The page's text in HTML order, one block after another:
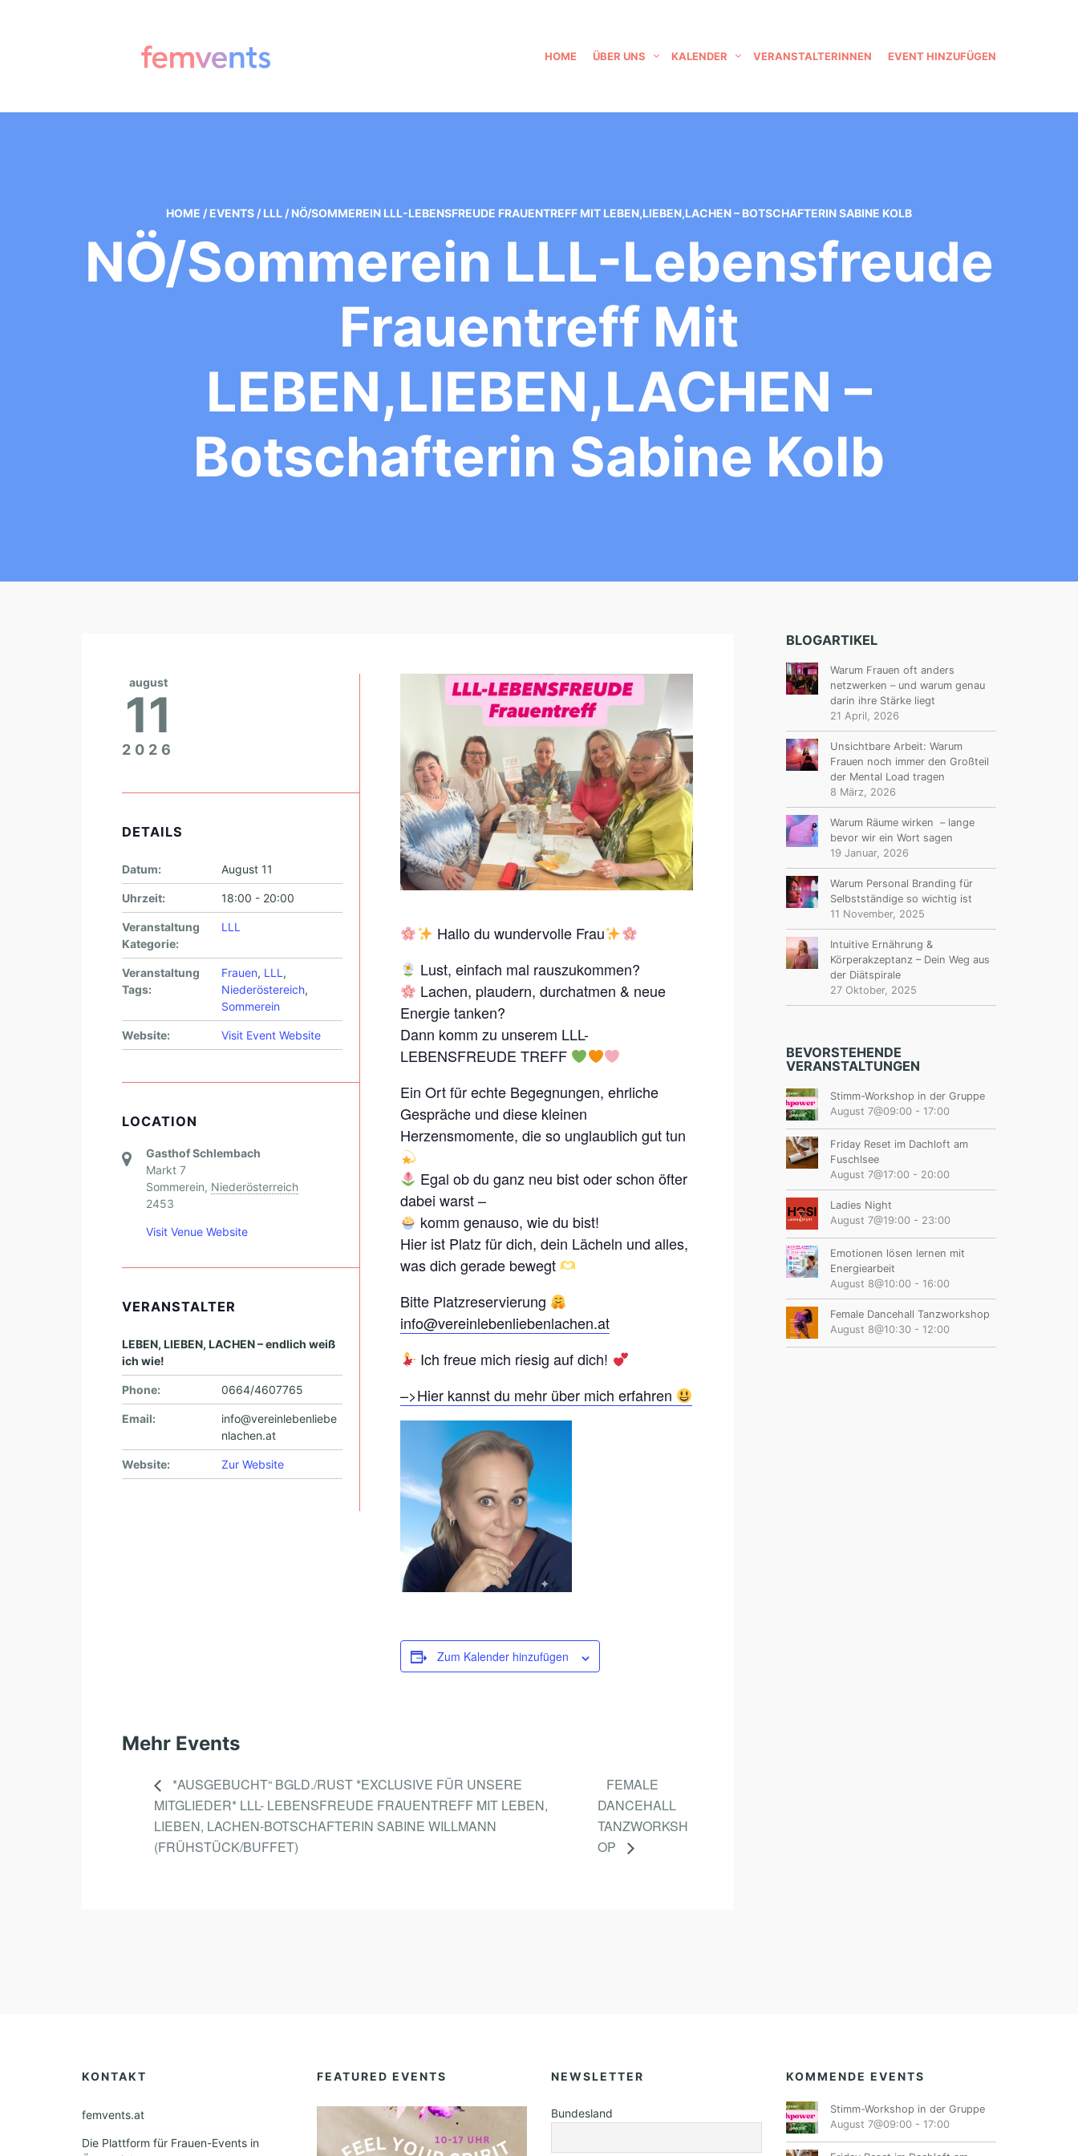
HOME ÜBER UNS KALENDER VERANSTALTERINNEN EVENT HINZUFÜGEN
HOME / EVENTS / LLL / NÖ/SOMMEREIN LLL-LEBENSFREUDE FRAUENTREFF MIT LEBEN,LIEBEN,LACHEN – BOTSCHAFTERIN SABINE KOLB
NÖ/Sommerein LLL-Lebensfreude
Frauentreff Mit
LEBEN,LIEBEN,LACHEN –
Botschafterin Sabine Kolb
S
O
M
M
E
R
I
L
L
L
-
L
E
B
E
N
S
F
R
E
D
E
F
A
N
T
R
E
F
F
I
T
N
,
H
E
N
Hallo du wundervolle Frau
Lust, einfach mal rauszukommen?
Lachen, plaudern, durchatmen & neue
Energie tanken?
Dann komm zu unserem LLL-
LEBENSFREUDE TREFF
Ein Ort für echte Begegnungen, ehrliche
Gespräche und diese kleinen
Herzensmomente, die so unglaublich gut tun
Egal ob du ganz neu bist oder schon öfter
dabei warst –
komm genauso, wie du bist!
Hier ist Platz für dich, dein Lächeln und alles,
was dich gerade bewegt
Bitte Platzreservierung
info@vereinlebenliebenlachen.at
Ich freue mich riesig auf dich!
–>Hier kannst du mehr über mich erfahren
Zum Kalender hinzufügen
august
11
2026
DETAILS
Datum: August 11
Uhrzeit: 18:00 - 20:00
Veranstaltung
Kategorie:
LLL
Veranstaltung
Tags:
Frauen, LLL ,
Niederöstereich,
Sommerein
Website: Visit Event Website
LOCATION
Gasthof Schlembach
Markt 7
Sommerein, Niederösterreich
2453
Visit Venue Website
VERANSTALTER
LEBEN, LIEBEN, LACHEN – endlich weiß
ich wie!
Phone: 0664/4607765
Email:
info@vereinlebenliebe
nlachen.at
Website: Zur Website
Mehr Events
*AUSGEBUCHT“ BGLD./RUST *EXCLUSIVE FÜR UNSERE
MITGLIEDER* LLL- LEBENSFREUDE FRAUENTREFF MIT LEBEN,
LIEBEN, LACHEN-BOTSCHAFTERIN SABINE WILLMANN
(FRÜHSTÜCK/BUFFET)
FEMALE
DANCEHALL
TANZWORKSH
OP
BLOGARTIKEL
Warum Frauen oft anders
netzwerken – und warum genau
darin ihre Stärke liegt
21 April, 2026
Unsichtbare Arbeit: Warum
Frauen noch immer den Großteil
der Mental Load tragen
8 März, 2026
Warum Räume wirken – lange
bevor wir ein Wort sagen
19 Januar, 2026
Warum Personal Branding für
Selbstständige so wichtig ist
11 November, 2025
Intuitive Ernährung &
Körperakzeptanz – Dein Weg aus
der Diätspirale
27 Oktober, 2025
BEVORSTEHENDE
VERANSTALTUNGEN
Stimm-Workshop in der Gruppe
August 7@09:00- 17:00
Friday Reset im Dachloft am
Fuschlsee
August 7@17:00- 20:00
Ladies Night
August 7@19:00- 23:00
Emotionen lösen lernen mit
Energiearbeit
August 8@10:00- 16:00
Female Dancehall Tanzworkshop
August 8@10:30- 12:00
KONTAKT
femvents.at
Die Plattform für Frauen-Events in
FEATURED EVENTS NEWSLETTER
Bundesland
KOMMENDE EVENTS
Stimm-Workshop in der Gruppe
August 7@09:00- 17:00